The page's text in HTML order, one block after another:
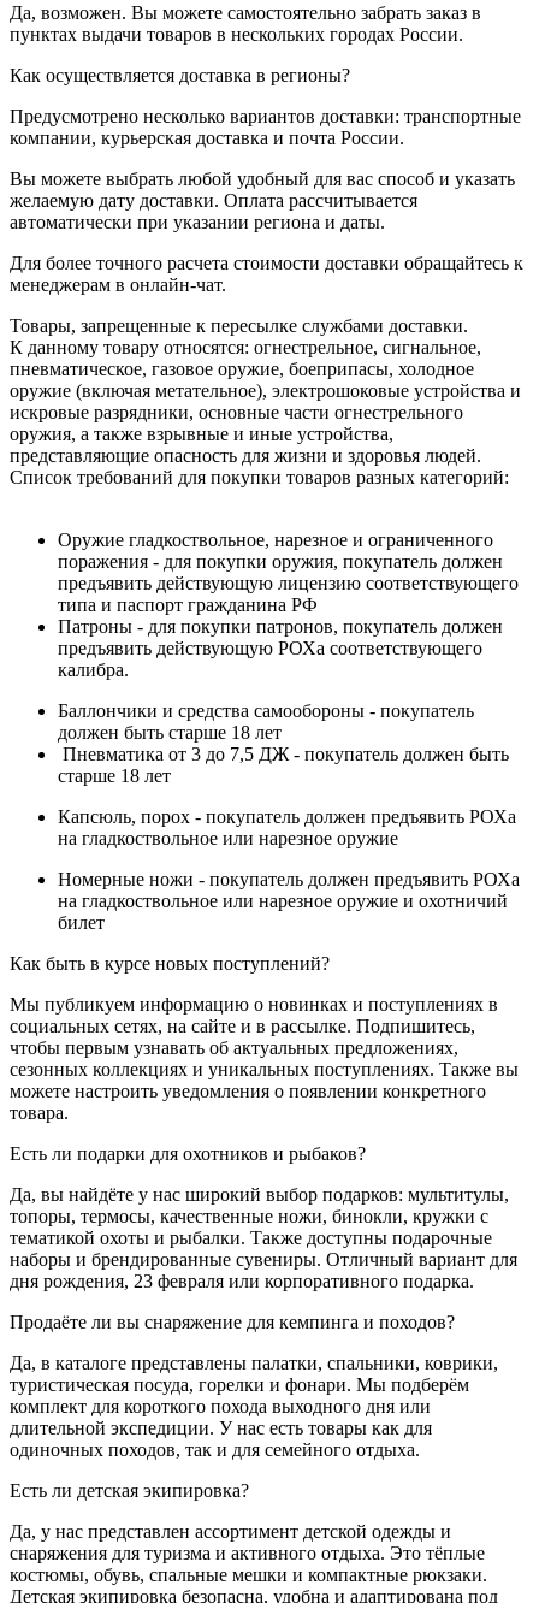
Да, возможен. Вы можете самостоятельно забрать заказ в
пунктах выдачи товаров в нескольких городах России.
Как осуществляется доставка в регионы?
Предусмотрено несколько вариантов доставки: транспортные
компании, курьерская доставка и почта России.
Вы можете выбрать любой удобный для вас способ и указать
желаемую дату доставки. Оплата рассчитывается
автоматически при указании региона и даты.
Для более точного расчета стоимости доставки обращайтесь к
менеджерам в онлайн-чат.
Товары, запрещенные к пересылке службами доставки.
К данному товару относятся: огнестрельное, сигнальное,
пневматическое, газовое оружие, боеприпасы, холодное
оружие (включая метательное), электрошоковые устройства и
искровые разрядники, основные части огнестрельного
оружия, а также взрывные и иные устройства,
представляющие опасность для жизни и здоровья людей.
Список требований для покупки товаров разных категорий:
Оружие гладкоствольное, нарезное и ограниченного
поражения - для покупки оружия, покупатель должен
предъявить действующую лицензию соответствующего
типа и паспорт гражданина РФ
Патроны - для покупки патронов, покупатель должен
предъявить действующую РОХа соответствующего
калибра.
Баллончики и средства самообороны - покупатель
должен быть старше 18 лет
Пневматика от 3 до 7,5 ДЖ - покупатель должен быть
старше 18 лет
Капсюль, порох - покупатель должен предъявить РОХа
на гладкоствольное или нарезное оружие
Номерные ножи - покупатель должен предъявить РОХа
на гладкоствольное или нарезное оружие и охотничий
билет
Как быть в курсе новых поступлений?
Мы публикуем информацию о новинках и поступлениях в
социальных сетях, на сайте и в рассылке. Подпишитесь,
чтобы первым узнавать об актуальных предложениях,
сезонных коллекциях и уникальных поступлениях. Также вы
можете настроить уведомления о появлении конкретного
товара.
Есть ли подарки для охотников и рыбаков?
Да, вы найдёте у нас широкий выбор подарков: мультитулы,
топоры, термосы, качественные ножи, бинокли, кружки с
тематикой охоты и рыбалки. Также доступны подарочные
наборы и брендированные сувениры. Отличный вариант для
дня рождения, 23 февраля или корпоративного подарка.
Продаёте ли вы снаряжение для кемпинга и походов?
Да, в каталоге представлены палатки, спальники, коврики,
туристическая посуда, горелки и фонари. Мы подберём
комплект для короткого похода выходного дня или
длительной экспедиции. У нас есть товары как для
одиночных походов, так и для семейного отдыха.
Есть ли детская экипировка?
Да, у нас представлен ассортимент детской одежды и
снаряжения для туризма и активного отдыха. Это тёплые
костюмы, обувь, спальные мешки и компактные рюкзаки.
Детская экипировка безопасна, удобна и адаптирована под